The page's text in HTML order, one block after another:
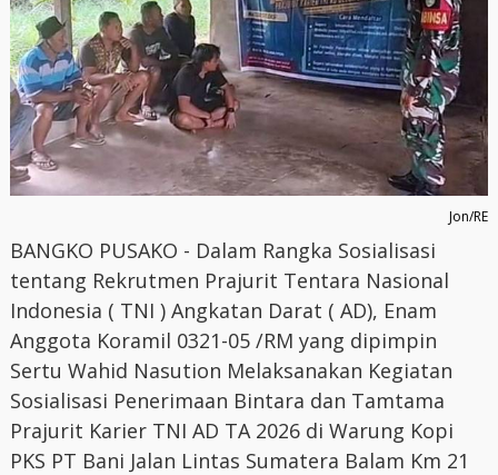
Jon/RE
BANGKO PUSAKO - Dalam Rangka Sosialisasi
tentang Rekrutmen Prajurit Tentara Nasional
Indonesia ( TNI ) Angkatan Darat ( AD), Enam
Anggota Koramil 0321-05 /RM yang dipimpin
Sertu Wahid Nasution Melaksanakan Kegiatan
Sosialisasi Penerimaan Bintara dan Tamtama
Prajurit Karier TNI AD TA 2026 di Warung Kopi
PKS PT Bani Jalan Lintas Sumatera Balam Km 21